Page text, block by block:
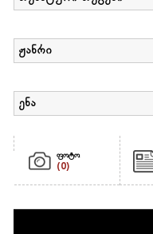
ჟანრი
ენა
ფოტო
(0)